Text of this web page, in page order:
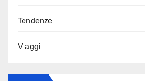
Tendenze
Viaggi